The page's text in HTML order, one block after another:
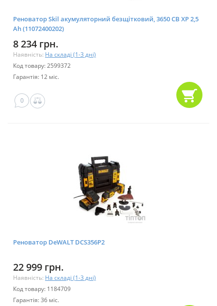
Реноватор Skil акумуляторний безщітковий, 3650 CB XP 2,5
Ah (11072400202)
8 234 грн.
Наявність: На складі (1-3 дні)
Код товару: 2599372
Гарантія: 12 міс.
0
Реноватор DeWALT DCS356P2
22 999 грн.
Наявність: На складі (1-3 дні)
Код товару: 1184709
Гарантія: 36 міс.